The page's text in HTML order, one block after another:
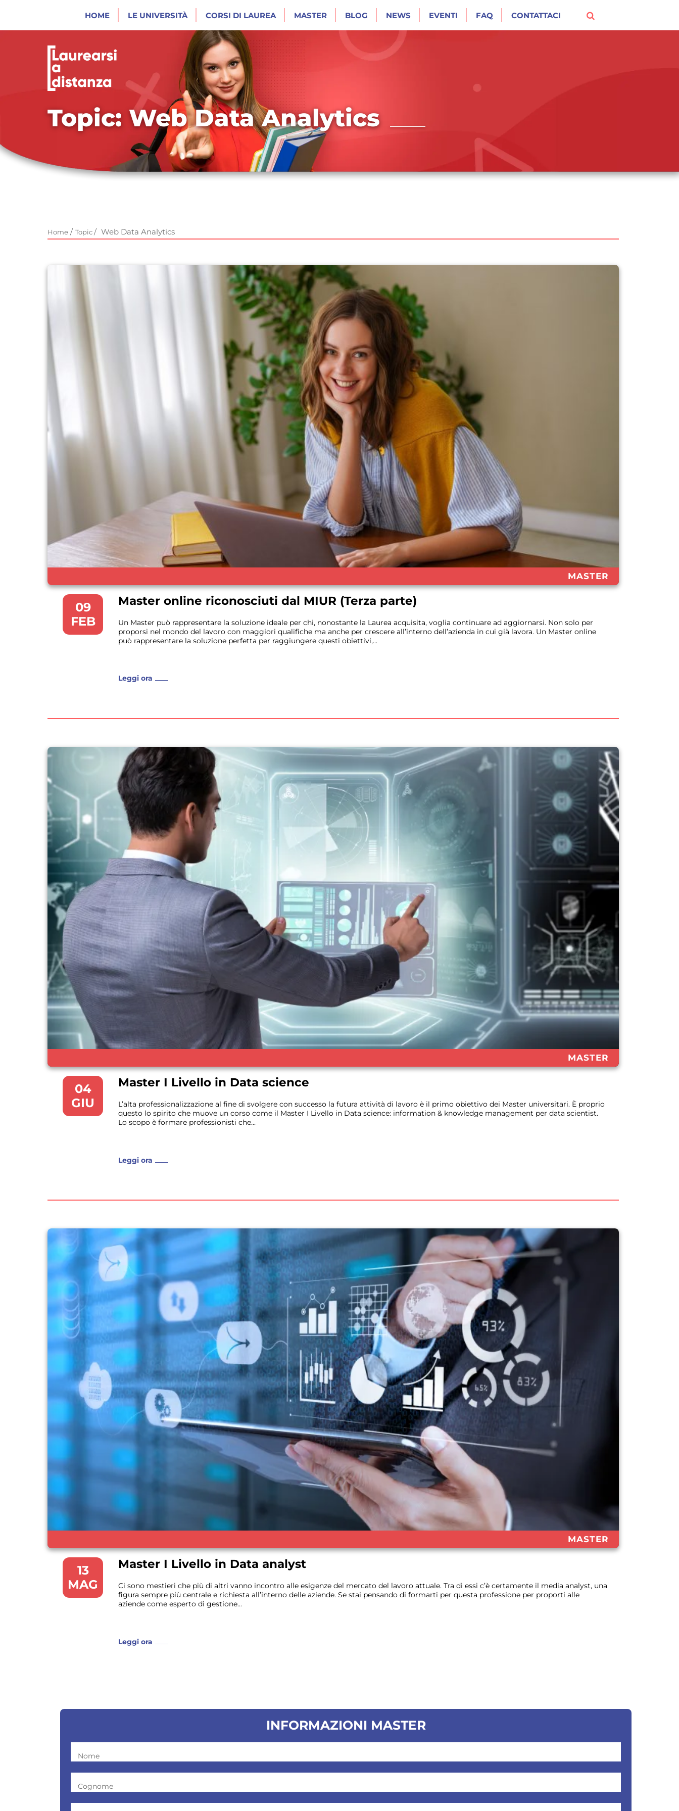
HOME LE UNIVERSITÀ CORSI DI LAUREA MASTER BLOG NEWS EVENTI FAQ CONTATTACI
Topic: Web Data Analytics
Home / Topic/ Web Data Analytics
MASTER
09
FEB
Master online riconosciuti dal MIUR (Terza parte)
Un Master può rappresentare la soluzione ideale per chi, nonostante la Laurea acquisita, voglia continuare ad aggiornarsi. Non solo per
proporsi nel mondo del lavoro con maggiori qualifiche ma anche per crescere all’interno dell’azienda in cui già lavora. Un Master online
può rappresentare la soluzione perfetta per raggiungere questi obiettivi,...
Leggi ora
MASTER
04
GIU
Master I Livello in Data science
L’alta professionalizzazione al fine di svolgere con successo la futura attività di lavoro è il primo obiettivo dei Master universitari. È proprio
questo lo spirito che muove un corso come il Master I Livello in Data science: information & knowledge management per data scientist.
Lo scopo è formare professionisti che...
Leggi ora
MASTER
13
MAG
Master I Livello in Data analyst
Ci sono mestieri che più di altri vanno incontro alle esigenze del mercato del lavoro attuale. Tra di essi c’è certamente il media analyst, una
figura sempre più centrale e richiesta all’interno delle aziende. Se stai pensando di formarti per questa professione per proporti alle
aziende come esperto di gestione...
Leggi ora
INFORMAZIONI MASTER
Nome
Cognome